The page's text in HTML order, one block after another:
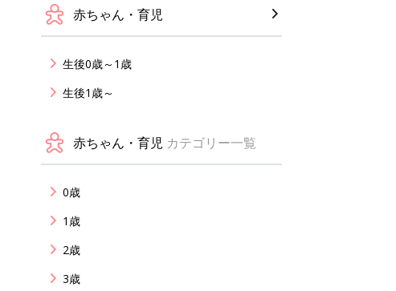
赤ちゃん・育児
生後0歳～1歳
生後1歳～
赤ちゃん・育児 カテゴリー一覧
0歳
1歳
2歳
3歳